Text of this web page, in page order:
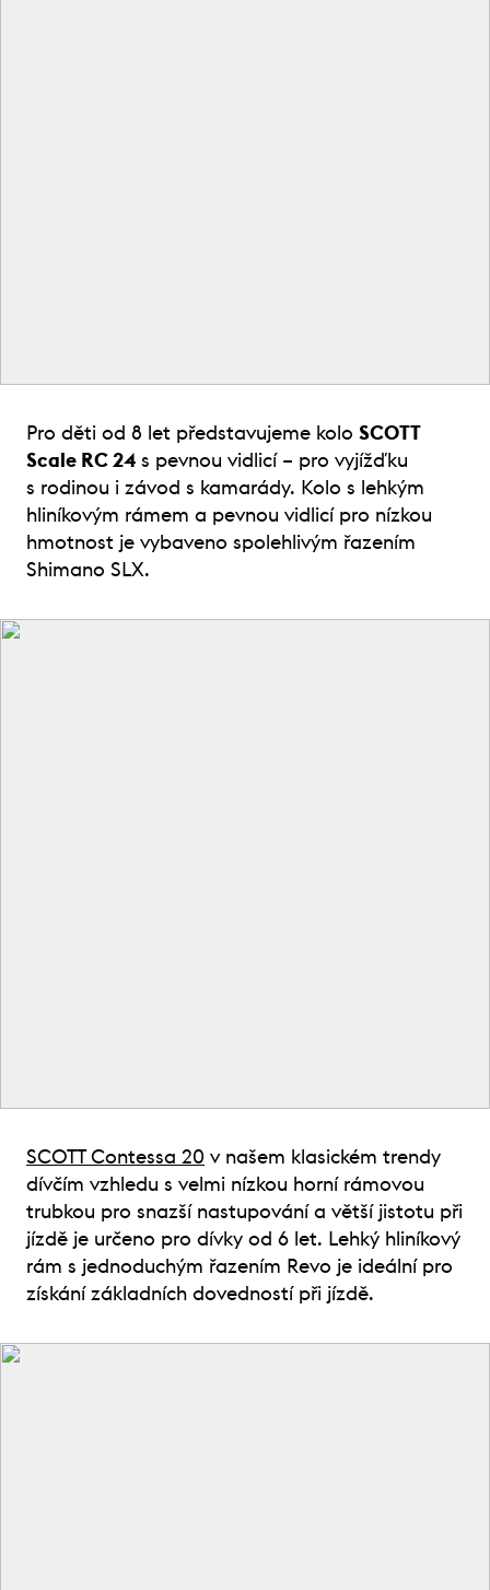
Pro děti od 8 let představujeme kolo SCOTT
Scale RC 24 s pevnou vidlicí – pro vyjížďku
s rodinou i závod s kamarády. Kolo s lehkým
hliníkovým rámem a pevnou vidlicí pro nízkou
hmotnost je vybaveno spolehlivým řazením
Shimano SLX.
SCOTT Contessa 20 v našem klasickém trendy
dívčím vzhledu s velmi nízkou horní rámovou
trubkou pro snazší nastupování a větší jistotu při
jízdě je určeno pro dívky od 6 let. Lehký hliníkový
rám s jednoduchým řazením Revo je ideální pro
získání základních dovedností při jízdě.